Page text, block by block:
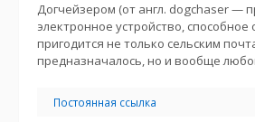
Догчейзером (от англ. dogchaser —
электронное устройство, способное
пригодится не только сельским
предназначалось, но и вообще
Постоянная ссылка